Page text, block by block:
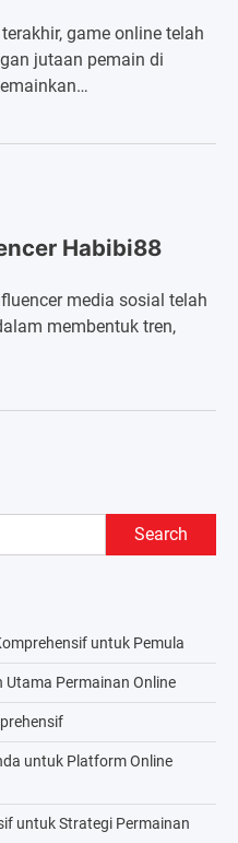
game online telah
jutaan pemain di
Habibi88
media sosial telah
membentuk tren,
Search
untuk Pemula
Permainan Online
untuk Platform Online
untuk Strategi Permainan